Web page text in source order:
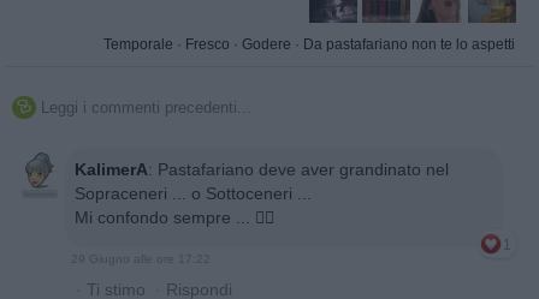
Temporale · Fresco · Godere · Da pastafariano non te lo aspetti
 Leggi i commenti precedenti...
KalimerA: Pastafariano deve aver grandinato nel
Sopraceneri ... o Sottoceneri ...
Mi confondo sempre ... 🤷‍♀️
1
29 Giugno alle ore 17:22
· Ti stimo · Rispondi